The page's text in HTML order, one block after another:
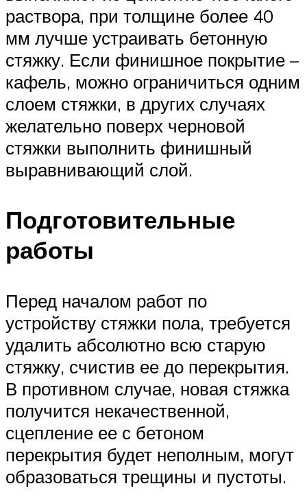
раствора, при толщине более 40
мм лучше устраивать бетонную
стяжку. Если финишное покрытие –
кафель, можно ограничиться одним
слоем стяжки, в других случаях
желательно поверх черновой
стяжки выполнить финишный
выравнивающий слой.
Подготовительные
работы
Перед началом работ по
устройству стяжки пола, требуется
удалить абсолютно всю старую
стяжку, счистив ее до перекрытия.
В противном случае, новая стяжка
получится некачественной,
сцепление ее с бетоном
перекрытия будет неполным, могут
образоваться трещины и пустоты.